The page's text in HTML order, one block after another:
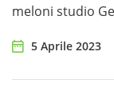
meloni studio
5 Aprile 2023